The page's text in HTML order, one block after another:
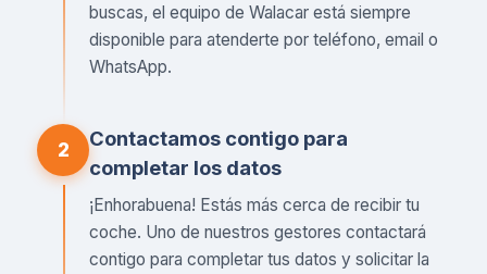
buscas, el equipo de Walacar está siempre
disponible para atenderte por teléfono, email o
WhatsApp.
2
Contactamos contigo para
completar los datos
¡Enhorabuena! Estás más cerca de recibir tu
coche. Uno de nuestros gestores contactará
contigo para completar tus datos y solicitar la